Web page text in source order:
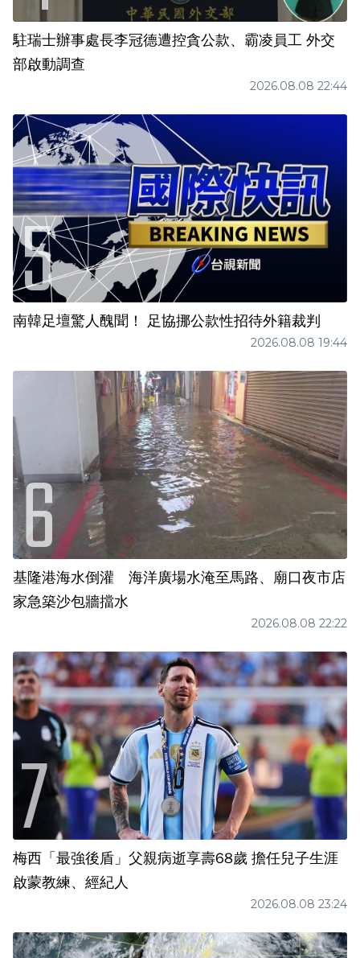
駐瑞士辦事處長李冠德遭控貪公款、霸凌員工 外交
部啟動調查
2026.08.08 22:44
南韓足壇驚人醜聞！ 足協挪公款性招待外籍裁判
2026.08.08 19:44
基隆港海水倒灌 海洋廣場水淹至馬路、廟口夜市店
家急築沙包牆擋水
2026.08.08 22:22
梅西「最強後盾」父親病逝享壽68歲 擔任兒子生涯
啟蒙教練、經紀人
2026.08.08 23:24